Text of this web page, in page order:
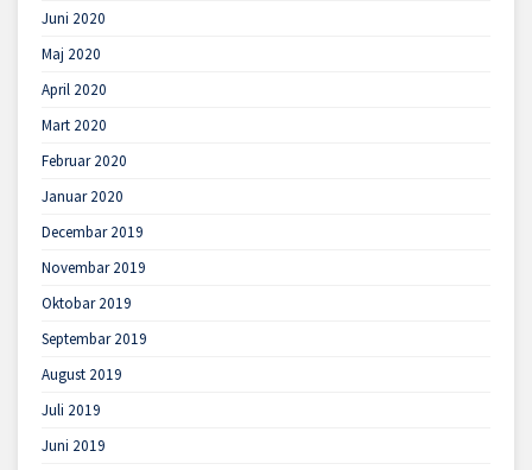
Juni 2020
Maj 2020
April 2020
Mart 2020
Februar 2020
Januar 2020
Decembar 2019
Novembar 2019
Oktobar 2019
Septembar 2019
August 2019
Juli 2019
Juni 2019